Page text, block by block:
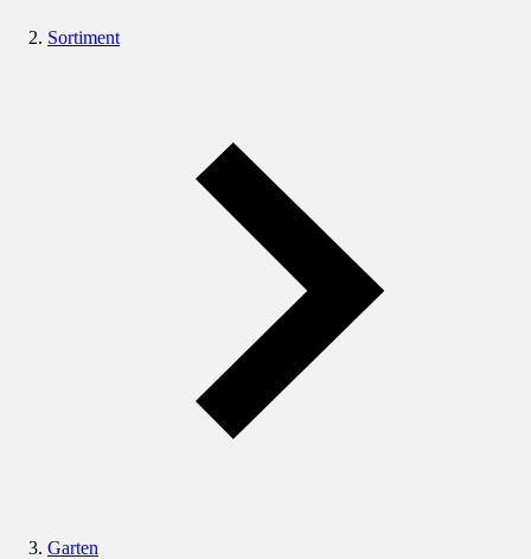
Sortiment
Garten